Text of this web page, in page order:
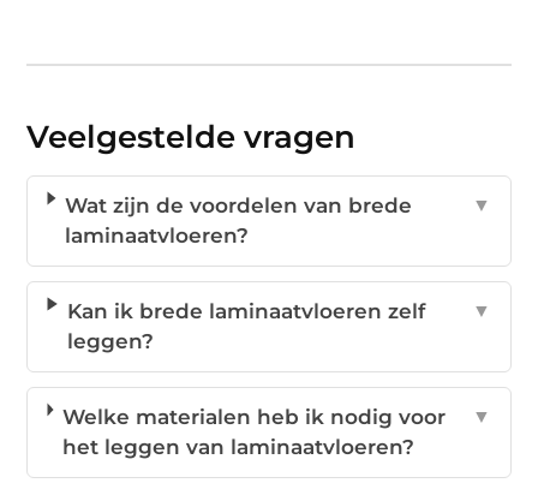
Veelgestelde vragen
Wat zijn de voordelen van brede
laminaatvloeren?
▼
Kan ik brede laminaatvloeren zelf
leggen?
▼
Welke materialen heb ik nodig voor
het leggen van laminaatvloeren?
▼